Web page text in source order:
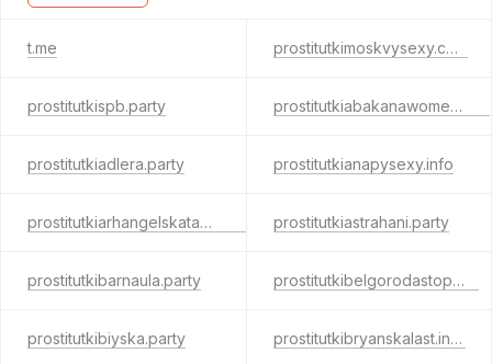
t.me prostitutkimoskvysexy.com
prostitutkispb.party prostitutkiabakanawomen.info
prostitutkiadlera.party prostitutkianapysexy.info
prostitutkiarhangelskatake.com prostitutkiastrahani.party
prostitutkibarnaula.party prostitutkibelgorodastop.net
prostitutkibiyska.party prostitutkibryanskalast.info